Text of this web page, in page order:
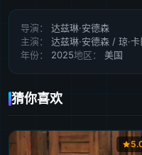
导演：
达兹琳·安德森
主演：
达兹琳·安德森 / 琼·
年份：
2025地区： 美国
猜你喜欢